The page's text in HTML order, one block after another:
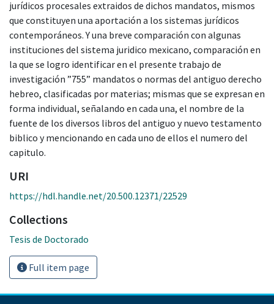
jurídicos procesales extraidos de dichos mandatos, mismos
que constituyen una aportación a los sistemas jurídicos
contemporáneos. Y una breve comparación con algunas
instituciones del sistema juridico mexicano, comparación en
la que se logro identificar en el presente trabajo de
investigación ”755” mandatos o normas del antiguo derecho
hebreo, clasificadas por materias; mismas que se expresan en
forma individual, señalando en cada una, el nombre de la
fuente de los diversos libros del antiguo y nuevo testamento
biblico y mencionando en cada uno de ellos el numero del
capitulo.
URI
https://hdl.handle.net/20.500.12371/22529
Collections
Tesis de Doctorado
Full item page